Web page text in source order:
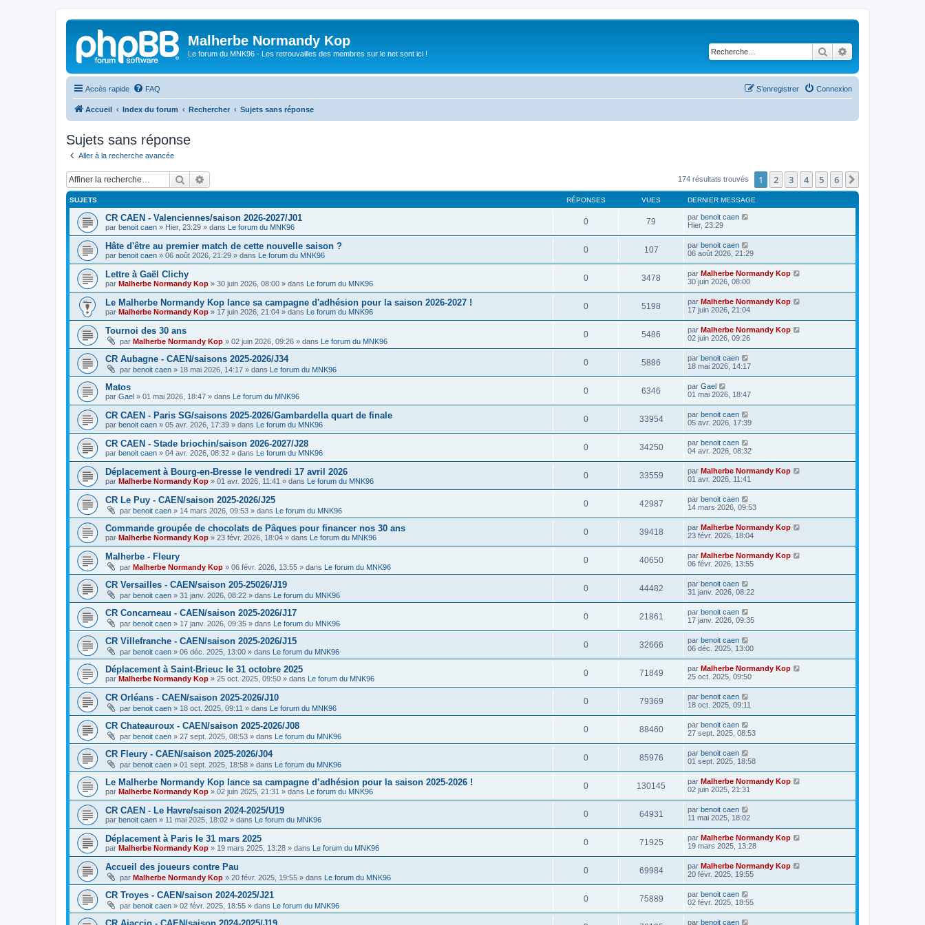
Malherbe Normandy Kop
Le forum du MNK96 - Les retrouvailles des membres sur le net sont ici ! Rechercher
Accès rapide FAQ Connexion
S’enregistrer
Accueil Index du forum Rechercher Sujets sans réponse
Sujets sans réponse
Aller à la recherche avancée
Rechercher 174 résultats trouvés 1 2 3 4 5 6
SUJETS RÉPONSES VUES DERNIER MESSAGE
CR CAEN - Valenciennes/saison 2026-2027/J01
par benoit caen » Hier, 23:29 » dans Le forum du MNK96
0 79 par benoit caen
Hier, 23:29
Hâte d'être au premier match de cette nouvelle saison ?
par benoit caen » 06 août 2026, 21:29 » dans Le forum du MNK96
0 107 par benoit caen
06 août 2026, 21:29
Lettre à Gaël Clichy
par Malherbe Normandy Kop » 30 juin 2026, 08:00 » dans Le forum du MNK96
0 3478 par Malherbe Normandy Kop
30 juin 2026, 08:00
Le Malherbe Normandy Kop lance sa campagne d'adhésion pour la saison 2026-2027 !
par Malherbe Normandy Kop » 17 juin 2026, 21:04 » dans Le forum du MNK96
0 5198 par Malherbe Normandy Kop
17 juin 2026, 21:04
Tournoi des 30 ans
par Malherbe Normandy Kop » 02 juin 2026, 09:26 » dans Le forum du MNK96
0 5486 par Malherbe Normandy Kop
02 juin 2026, 09:26
CR Aubagne - CAEN/saisons 2025-2026/J34
par benoit caen » 18 mai 2026, 14:17 » dans Le forum du MNK96
0 5886 par benoit caen
18 mai 2026, 14:17
Matos
par Gael » 01 mai 2026, 18:47 » dans Le forum du MNK96
0 6346 par Gael
01 mai 2026, 18:47
CR CAEN - Paris SG/saisons 2025-2026/Gambardella quart de finale
par benoit caen » 05 avr. 2026, 17:39 » dans Le forum du MNK96
0 33954 par benoit caen
05 avr. 2026, 17:39
CR CAEN - Stade briochin/saison 2026-2027/J28
par benoit caen » 04 avr. 2026, 08:32 » dans Le forum du MNK96
0 34250 par benoit caen
04 avr. 2026, 08:32
Déplacement à Bourg-en-Bresse le vendredi 17 avril 2026
par Malherbe Normandy Kop » 01 avr. 2026, 11:41 » dans Le forum du MNK96
0 33559 par Malherbe Normandy Kop
01 avr. 2026, 11:41
CR Le Puy - CAEN/saison 2025-2026/J25
par benoit caen » 14 mars 2026, 09:53 » dans Le forum du MNK96
0 42987 par benoit caen
14 mars 2026, 09:53
Commande groupée de chocolats de Pâques pour financer nos 30 ans
par Malherbe Normandy Kop » 23 févr. 2026, 18:04 » dans Le forum du MNK96
0 39418 par Malherbe Normandy Kop
23 févr. 2026, 18:04
Malherbe - Fleury
par Malherbe Normandy Kop » 06 févr. 2026, 13:55 » dans Le forum du MNK96
0 40650 par Malherbe Normandy Kop
06 févr. 2026, 13:55
CR Versailles - CAEN/saison 205-25026/J19
par benoit caen » 31 janv. 2026, 08:22 » dans Le forum du MNK96
0 44482 par benoit caen
31 janv. 2026, 08:22
CR Concarneau - CAEN/saison 2025-2026/J17
par benoit caen » 17 janv. 2026, 09:35 » dans Le forum du MNK96
0 21861 par benoit caen
17 janv. 2026, 09:35
CR Villefranche - CAEN/saison 2025-2026/J15
par benoit caen » 06 déc. 2025, 13:00 » dans Le forum du MNK96
0 32666 par benoit caen
06 déc. 2025, 13:00
Déplacement à Saint-Brieuc le 31 octobre 2025
par Malherbe Normandy Kop » 25 oct. 2025, 09:50 » dans Le forum du MNK96
0 71849 par Malherbe Normandy Kop
25 oct. 2025, 09:50
CR Orléans - CAEN/saison 2025-2026/J10
par benoit caen » 18 oct. 2025, 09:11 » dans Le forum du MNK96
0 79369 par benoit caen
18 oct. 2025, 09:11
CR Chateauroux - CAEN/saison 2025-2026/J08
par benoit caen » 27 sept. 2025, 08:53 » dans Le forum du MNK96
0 88460 par benoit caen
27 sept. 2025, 08:53
CR Fleury - CAEN/saison 2025-2026/J04
par benoit caen » 01 sept. 2025, 18:58 » dans Le forum du MNK96
0 85976 par benoit caen
01 sept. 2025, 18:58
Le Malherbe Normandy Kop lance sa campagne d’adhésion pour la saison 2025-2026 !
par Malherbe Normandy Kop » 02 juin 2025, 21:31 » dans Le forum du MNK96
0 130145 par Malherbe Normandy Kop
02 juin 2025, 21:31
CR CAEN - Le Havre/saison 2024-2025/U19
par benoit caen » 11 mai 2025, 18:02 » dans Le forum du MNK96
0 64931 par benoit caen
11 mai 2025, 18:02
Déplacement à Paris le 31 mars 2025
par Malherbe Normandy Kop » 19 mars 2025, 13:28 » dans Le forum du MNK96
0 71925 par Malherbe Normandy Kop
19 mars 2025, 13:28
Accueil des joueurs contre Pau
par Malherbe Normandy Kop » 20 févr. 2025, 19:55 » dans Le forum du MNK96
0 69984 par Malherbe Normandy Kop
20 févr. 2025, 19:55
CR Troyes - CAEN/saison 2024-2025/J21
par benoit caen » 02 févr. 2025, 18:55 » dans Le forum du MNK96
0 75889 par benoit caen
02 févr. 2025, 18:55
par benoit caen